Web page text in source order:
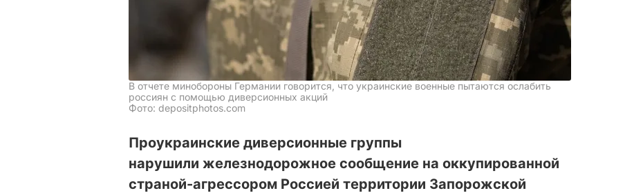
В отчете минобороны Германии говорится, что украинские военные пытаются ослабить
россиян с помощью диверсионных акций
Фото: depositphotos.com
Проукраинские диверсионные группы
нарушили железнодорожное сообщение на оккупированной
страной-агрессором Россией территории Запорожской